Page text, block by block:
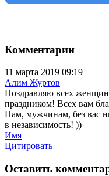
Комментарии
11 марта 2019 09:19
Алим Журтов
Поздравляю всех
праздником! Всех вам
Нам, мужчинам, без вас
в независимость! ))
Имя
Цитировать
Оставить